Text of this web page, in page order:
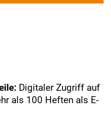
Digitaler Zugriff auf
als 100 Heften als E-